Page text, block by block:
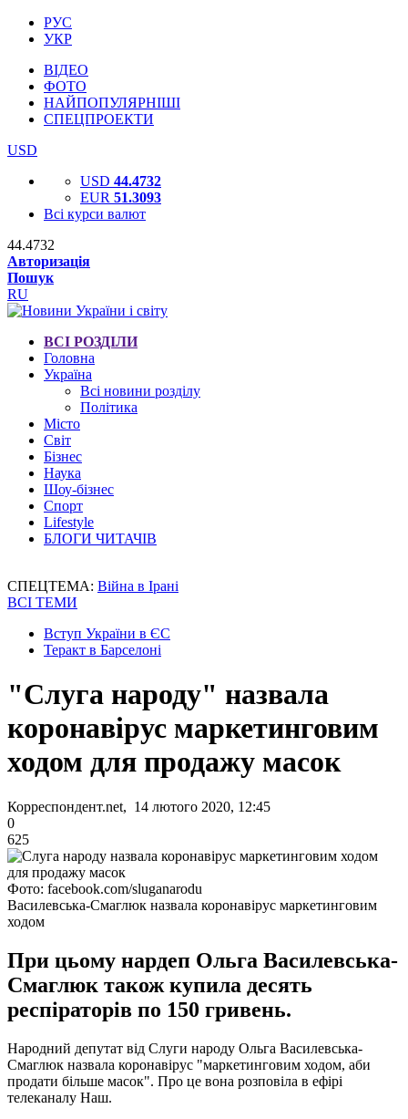
РУС
УКР
ВІДЕО
ФОТО
НАЙПОПУЛЯРНІШІ
СПЕЦПРОЕКТИ
USD
USD 44.4732
EUR 51.3093
Всі курси валют
44.4732
Авторизація
Пошук
RU
ВСІ РОЗДІЛИ
Головна
Україна
Всі новини розділу
Політика
Місто
Світ
Бізнес
Наука
Шоу-бізнес
Спорт
Lifestyle
БЛОГИ ЧИТАЧІВ
СПЕЦТЕМА: Війна в Ірані
ВСІ ТЕМИ
Вступ України в ЄС
Теракт в Барселоні
"Слуга народу" назвала
коронавірус маркетинговим
ходом для продажу масок
Корреспондент.net, 14 лютого 2020, 12:45
0
625
Фото: facebook.com/sluganarodu
Василевська-Смаглюк назвала коронавірус маркетинговим
ходом
При цьому нардеп Ольга Василевська-
Смаглюк також купила десять
респіраторів по 150 гривень.
Народний депутат від Слуги народу Ольга Василевська-
Смаглюк назвала коронавірус "маркетинговим ходом, аби
продати більше масок". Про це вона розповіла в ефірі
телеканалу Наш.